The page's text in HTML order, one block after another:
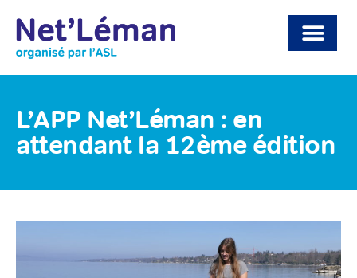
L’APP Net’Léman : en
attendant la 12ème édition